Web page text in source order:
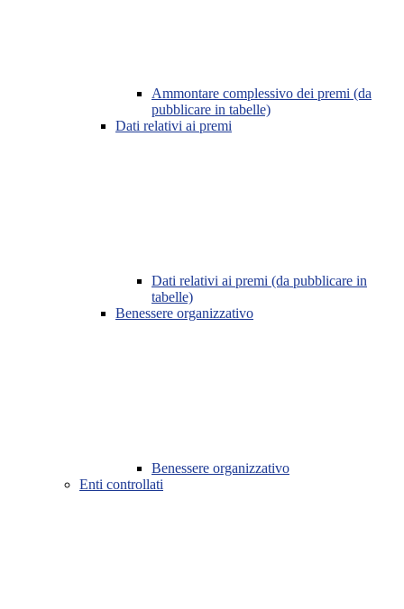
Ammontare complessivo dei premi (da
pubblicare in tabelle)
Dati relativi ai premi
Dati relativi ai premi (da pubblicare in
tabelle)
Benessere organizzativo
Benessere organizzativo
Enti controllati